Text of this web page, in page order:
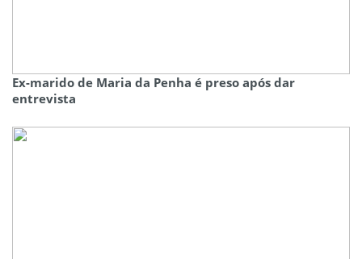
Ex-marido de Maria da Penha é preso após dar
entrevista